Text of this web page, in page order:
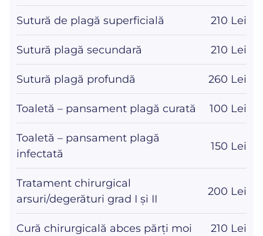
Sutură de plagă superficială 210 Lei
Sutură plagă secundară 210 Lei
Sutură plagă profundă 260 Lei
Toaletă – pansament plagă curată 100 Lei
Toaletă – pansament plagă
infectată
150 Lei
Tratament chirurgical
arsuri/degerături grad I și II
200 Lei
Cură chirurgicală abces părți moi 210 Lei